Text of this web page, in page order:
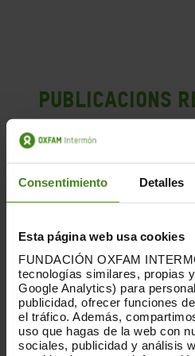
Consentimiento Detalles
Esta página web usa cookies
FUNDACIÓN OXFAM
tecnologías similares, propias
Google Analytics) para
publicidad, ofrecer funciones
el tráfico. Además,
uso que hagas de la web con
sociales, publicidad y análisis
Publicacions